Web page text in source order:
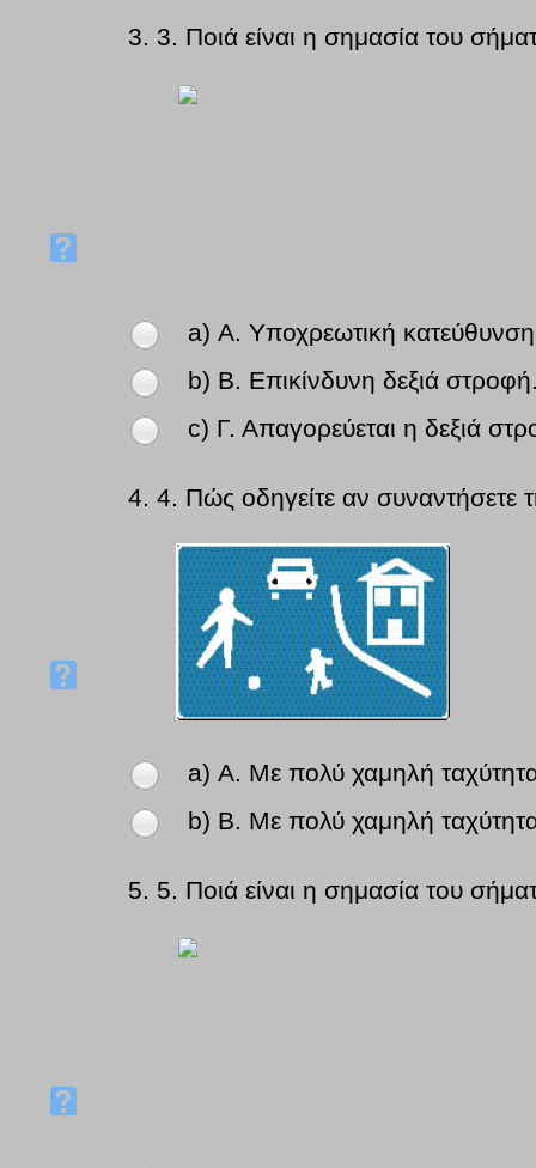
3. 3. Ποιά είναι η σημασία του
a) Α. Υποχρεωτική
b) Β. Επικίνδυνη δεξιά
c) Γ. Απαγορεύεται η δεξιά
4. 4. Πώς οδηγείτε αν συναντήσετε
a) Α. Με πολύ χαμηλή
b) Β. Με πολύ χαμηλή
5. 5. Ποιά είναι η σημασία του